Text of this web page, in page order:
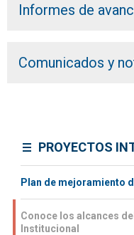
Informes de
Comunicados y
PROYECTOS
Plan de mejoramiento
Conoce los alcances
Institucional